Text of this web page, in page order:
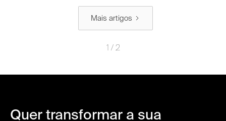
Mais artigos
1 / 2
Quer transformar a sua